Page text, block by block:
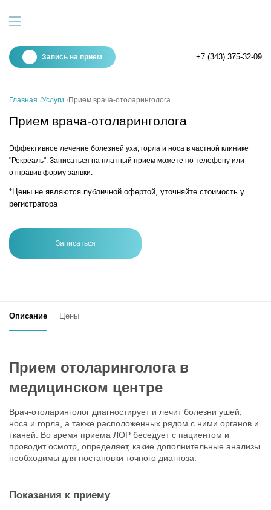
Запись на прием +7 (343) 375-32-09
Главная Услуги Прием врача-отоларинголога
Прием врача-отоларинголога
Эффективное лечение болезней уха, горла и носа в частной клинике
"Рекреаль". Записаться на платный прием можете по телефону или
отправив форму заявки.
*Цены не являются публичной офертой, уточняйте стоимость у
регистратора
Записаться
Описание Цены
Прием отоларинголога в
медицинском центре
Врач-отоларинголог диагностирует и лечит болезни ушей,
носа и горла, а также расположенных рядом с ними органов и
тканей. Во время приема ЛОР беседует с пациентом и
проводит осмотр, определяет, какие дополнительные анализы
необходимы для постановки точного диагноза.
Показания к приему